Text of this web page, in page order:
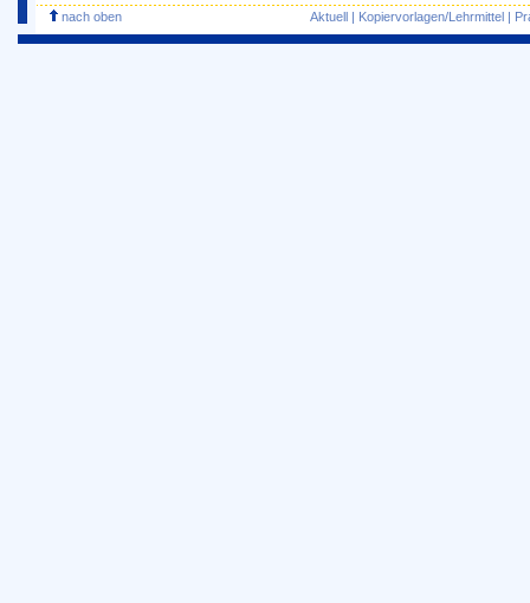
nach oben Aktuell | Kopiervorlagen/Lehrmittel |